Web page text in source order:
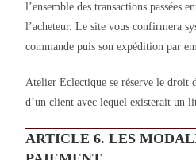
l’ensemble des transactions passées
l’acheteur. Le site vous confirmera
commande puis son expédition par
Atelier Eclectique se réserve le droit
d’un client avec lequel existerait un
ARTICLE 6. LES